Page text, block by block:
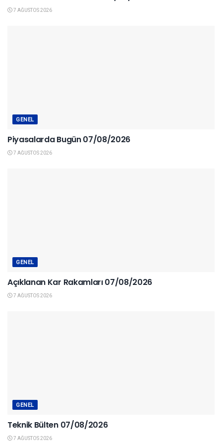
7 AĞUSTOS 2026
GENEL
Piyasalarda Bugün 07/08/2026
7 AĞUSTOS 2026
GENEL
Açıklanan Kar Rakamları 07/08/2026
7 AĞUSTOS 2026
GENEL
Teknik Bülten 07/08/2026
7 AĞUSTOS 2026